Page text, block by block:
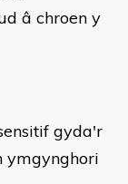
â chroen y
gyda'r
ymgynghori